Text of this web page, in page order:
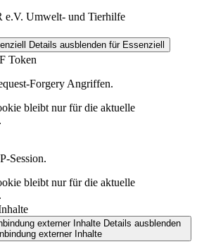
Umwelt- und Tierhilfe
Details ausblenden für Essenziell
Token
Forgery Angriffen.
bleibt nur für die aktuelle
Session.
bleibt nur für die aktuelle
externer Inhalte Details ausblenden
externer Inhalte